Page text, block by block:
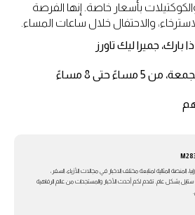
بأسعار خاصة. إنها الفرصة
والاحتفال خلال ساعات المساء.
ذا بارك، جميرا ليك تاورز
مساءً حتى 8 مساءً
M283 ارابيا، المنصة المثالية لمتابعة مختلف الاخبار في مجالات الأزياء، السفر،
ستايل بشكل عام. تقدم لكم أحدث الأخبار والمستجدات من عالم الرفاهية